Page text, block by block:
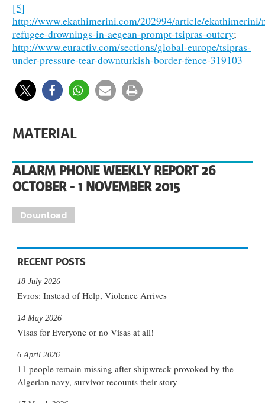
[5]
http://www.ekathimerini.com/202994/article/ekathimerini/
refugee-drownings-in-aegean-prompt-tsipras-outcry;
http://www.euractiv.com/sections/global-europe/tsipras-
under-pressure-tear-downturkish-border-fence-319103
MATERIAL
ALARM PHONE WEEKLY REPORT 26
OCTOBER - 1 NOVEMBER 2015
Download
RECENT POSTS
Evros: Instead of Help, Violence Arrives
18 July 2026
Visas for Everyone or no Visas at all!
14 May 2026
11 people remain missing after shipwreck provoked by the
Algerian navy, survivor recounts their story
6 April 2026